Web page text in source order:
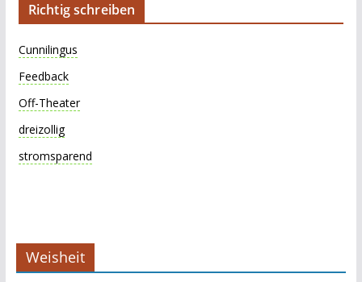
Richtig schreiben
Cunnilingus
Feedback
Off-Theater
dreizollig
stromsparend
Weisheit